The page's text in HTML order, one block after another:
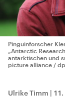
Pinguinforscher
„Antarctic
antarktischen und
picture alliance /
Ulrike Timm |